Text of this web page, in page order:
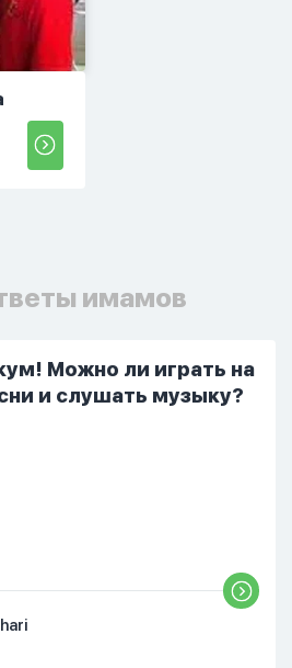
имамов
Можно ли играть на
и слушать музыку?